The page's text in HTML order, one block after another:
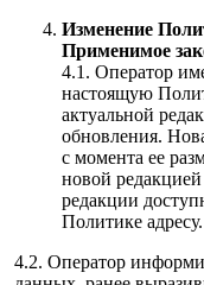
Изменение
Применимое
4.1. Оператор
настоящую
актуальной
обновления.
с момента ее
новой
редакции
Политике адресу.
4.2. Оператор